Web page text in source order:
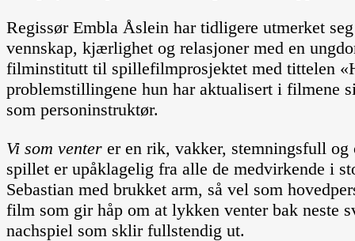
Regissør Embla Åslein har tidligere utmerket
vennskap, kjærlighet og relasjoner med en
filminstitutt til spillefilmprosjektet med tittelen
problemstillingene hun har aktualisert i filmene
som personinstruktør.
Vi som venter er en rik, vakker, stemningsfull og
spillet er upåklagelig fra alle de medvirkende i
Sebastian med brukket arm, så vel som
film som gir håp om at lykken venter bak neste
nachspiel som sklir fullstendig ut.